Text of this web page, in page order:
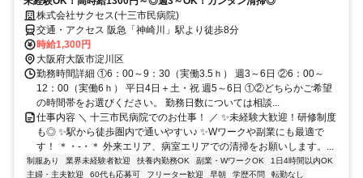
株式会社サクセス(十三市民病院)
交通・アクセス 阪急「神崎川」駅より徒歩8分
時給1,300円
大阪府大阪市淀川区
勤務時間詳細 ①6：00～9：30（実働3.5ｈ） 週3～6日 ②6：00～
12：00（実働6ｈ） 平日4日＋土・祝 週5～6日 ①②どちらかご希望
の時間帯をお選びください。 勤務日数については相談...
仕事内容 ＼ 十三市民病院でのお仕事！ ／ ✨未経験大歓迎！研修制度
も◎ ✨駅から徒歩圏内で通いやすい♪ ✨Wワークや副業にも最適で
す！ ＊・-・＊ 外来エリア、病室エリアでの清掃をお願いします。...
制服あり 業界未経験者歓迎 扶養内勤務OK 副業・WワークOK
1日4時間以内OK
主婦・主夫歓迎
60代も応募可 フリーター歓迎 早朝 学歴不問
転勤なし